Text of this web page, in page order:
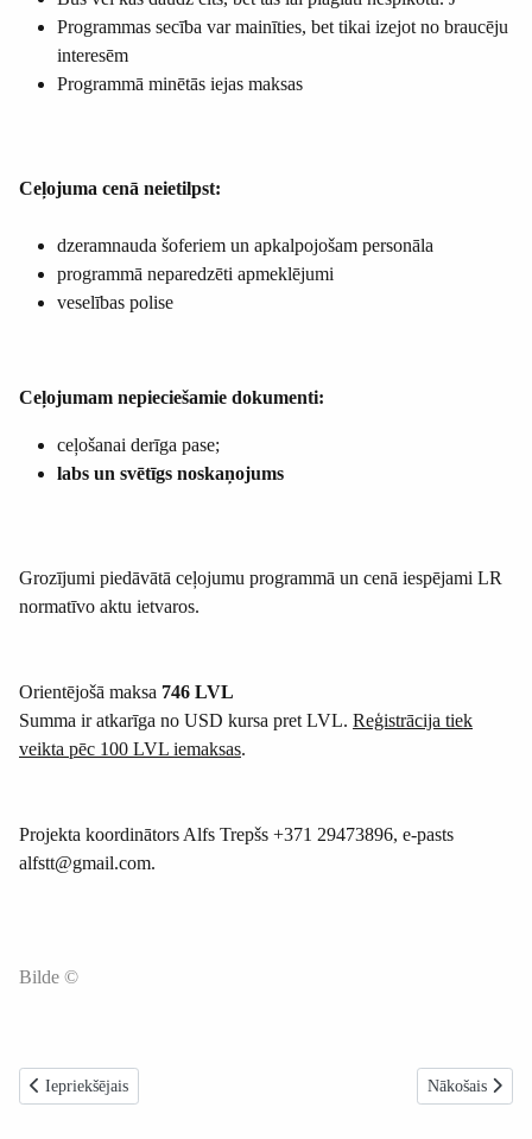
Programmas secība var mainīties, bet tikai izejot no braucēju
interesēm
Programmā minētās iejas maksas
Ceļojuma cenā neietilpst:
dzeramnauda šoferiem un apkalpojošam personāla
programmā neparedzēti apmeklējumi
veselības polise
Ceļojumam nepieciešamie dokumenti:
ceļošanai derīga pase;
labs un svētīgs noskaņojums
Grozījumi piedāvātā ceļojumu programmā un cenā iespējami LR
normatīvo aktu ietvaros.
Orientējošā maksa 746 LVL
Summa ir atkarīga no USD kursa pret LVL. Reģistrācija tiek
veikta pēc 100 LVL iemaksas.
Projekta koordinātors Alfs Trepšs +371 29473896, e-pasts
alfstt@gmail.com.
Bilde ©
Iepriekšējais raksts: Semināru cikls Bizness pēc Bībeles no janvāra līdz
Iepriekšējais Nākamais
Nākošais